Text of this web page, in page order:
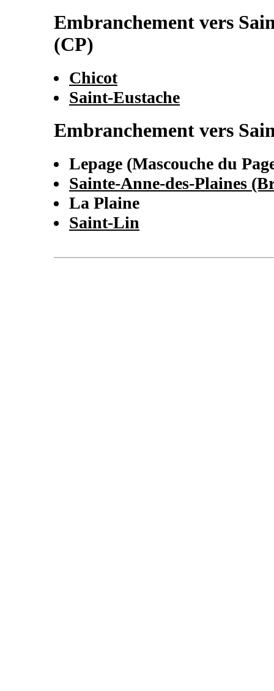
Embranchement vers
(CP)
Chicot
Saint-Eustache
Embranchement vers
Lepage (Mascouche du
Sainte-Anne-des-Plaines
La Plaine
Saint-Lin